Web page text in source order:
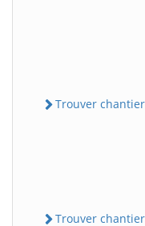
Trouver chantier
Trouver